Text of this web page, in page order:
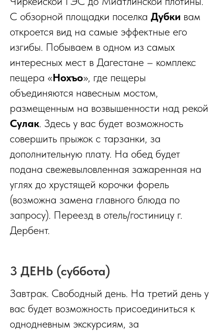
С обзорной площадки поселка Дубки вам
откроется вид на самые эффектные его
изгибы. Побываем в одном из самых
интересных мест в Дагестане – комплекс
пещера «Нохъо», где пещеры
объединяются навесным мостом,
размещенным на возвышенности над рекой
Сулак. Здесь у вас будет возможность
совершить прыжок с тарзанки, за
дополнительную плату. На обед будет
подана свежевыловленная зажаренная на
углях до хрустящей корочки форель
(возможна замена главного блюда по
запросу). Переезд в отель/гостиницу г.
Дербент.
3 ДЕНЬ (суббота)
Завтрак. Свободный день. На третий день у
вас будет возможность присоединиться к
однодневным экскурсиям, за